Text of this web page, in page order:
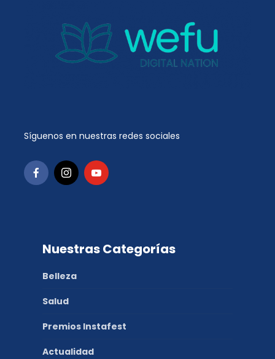
Síguenos en nuestras redes sociales
Nuestras Categorías
Belleza
Salud
Premios Instafest
Actualidad